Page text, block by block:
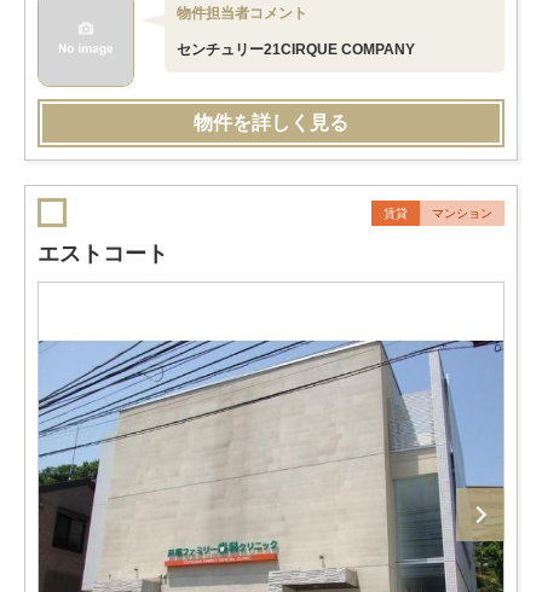
物件担当者コメント
センチュリー21CIRQUE COMPANY
物件を詳しく見る
賃貸 マンション
エストコート